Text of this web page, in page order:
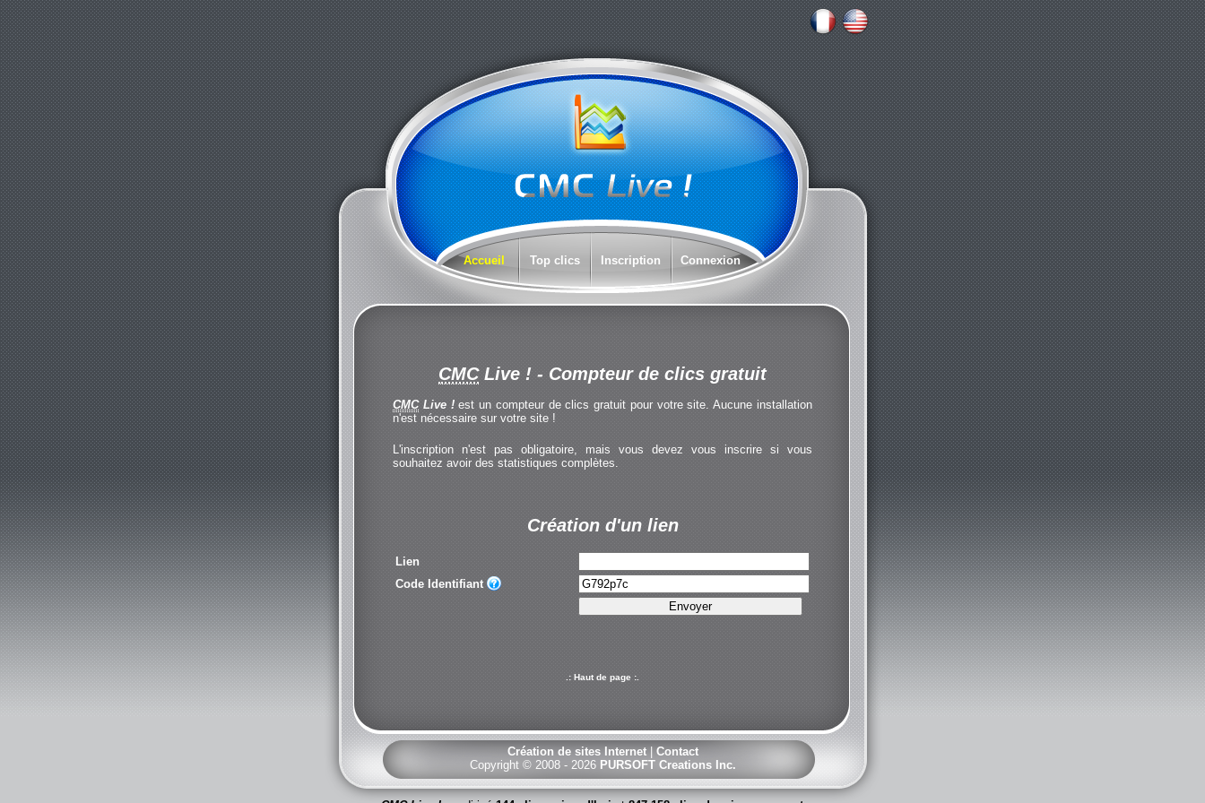
Accueil Top clics Inscription Connexion
CMCLive ! - Compteur de clics gratuit
CMCLive !est un compteur de clics gratuit pour votre site. Aucune installation
n'est nécessaire sur votre site !
L'inscription n'est pas obligatoire, mais vous devez vous inscrire si vous
souhaitez avoir des statistiques complètes.
Création d'un lien
Lien
Code Identifiant
.: Haut de page :.
Création de sites Internet| Contact
Copyright © 2008 - 2026 PURSOFT Creations Inc.